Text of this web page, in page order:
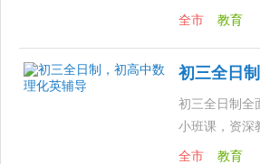
…
全市 教育
初三全日
初三全日制全
小班课，资深
全市 教育